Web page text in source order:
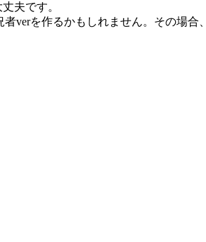
夫です。
verを作るかもしれません。その場合